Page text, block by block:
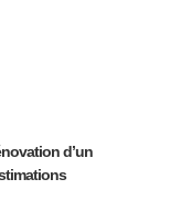
d’un